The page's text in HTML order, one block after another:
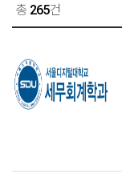
총 265건